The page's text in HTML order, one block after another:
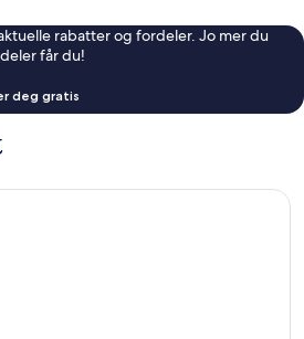
rabatter og fordeler. Jo mer du
får du!
deg gratis